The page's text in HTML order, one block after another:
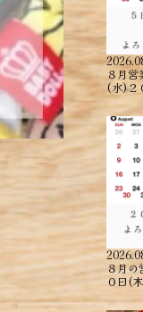
８月営
(水)２
８月
０日(